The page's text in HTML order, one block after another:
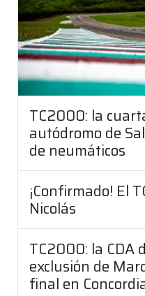
TC2000: la
autódromo de
de neumáticos
¡Confirmado! El
Nicolás
TC2000: la CDA
exclusión de
final en